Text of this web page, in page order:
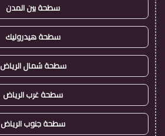
سطحة بين المدن
سطحة هيدروليك
سطحة شمال الرياض
سطحة غرب الرياض
سطحة جنوب الرياض